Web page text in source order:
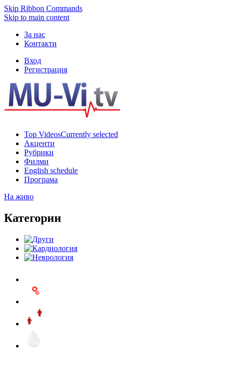
Skip Ribbon Commands
Skip to main content
За нас
Контакти
Вход
Регистрация
Top VideosCurrently selected
Акценти
Рубрики
Филми
English schedule
Програма
На живо
Категории